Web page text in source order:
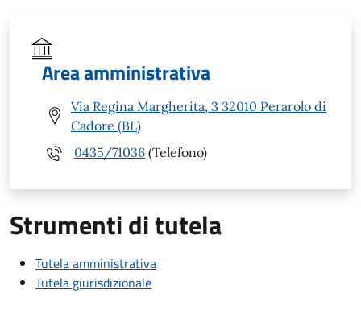
Area amministrativa
Via Regina Margherita, 3 32010 Perarolo di
Cadore (BL)
0435/71036 (Telefono)
Strumenti di tutela
Tutela amministrativa
Tutela giurisdizionale